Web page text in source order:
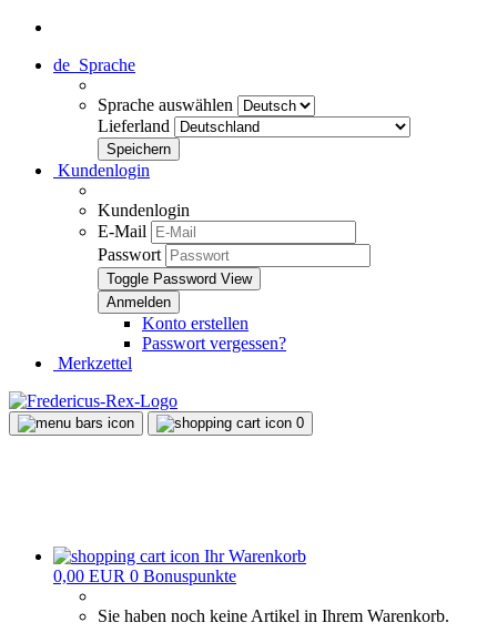
de Sprache
Sprache auswählen
Lieferland
Kundenlogin
Kundenlogin
E-Mail
Passwort
Toggle Password View
Konto erstellen
Passwort vergessen?
Merkzettel
0
Ihr Warenkorb
0,00 EUR 0 Bonuspunkte
Sie haben noch keine Artikel in Ihrem Warenkorb.